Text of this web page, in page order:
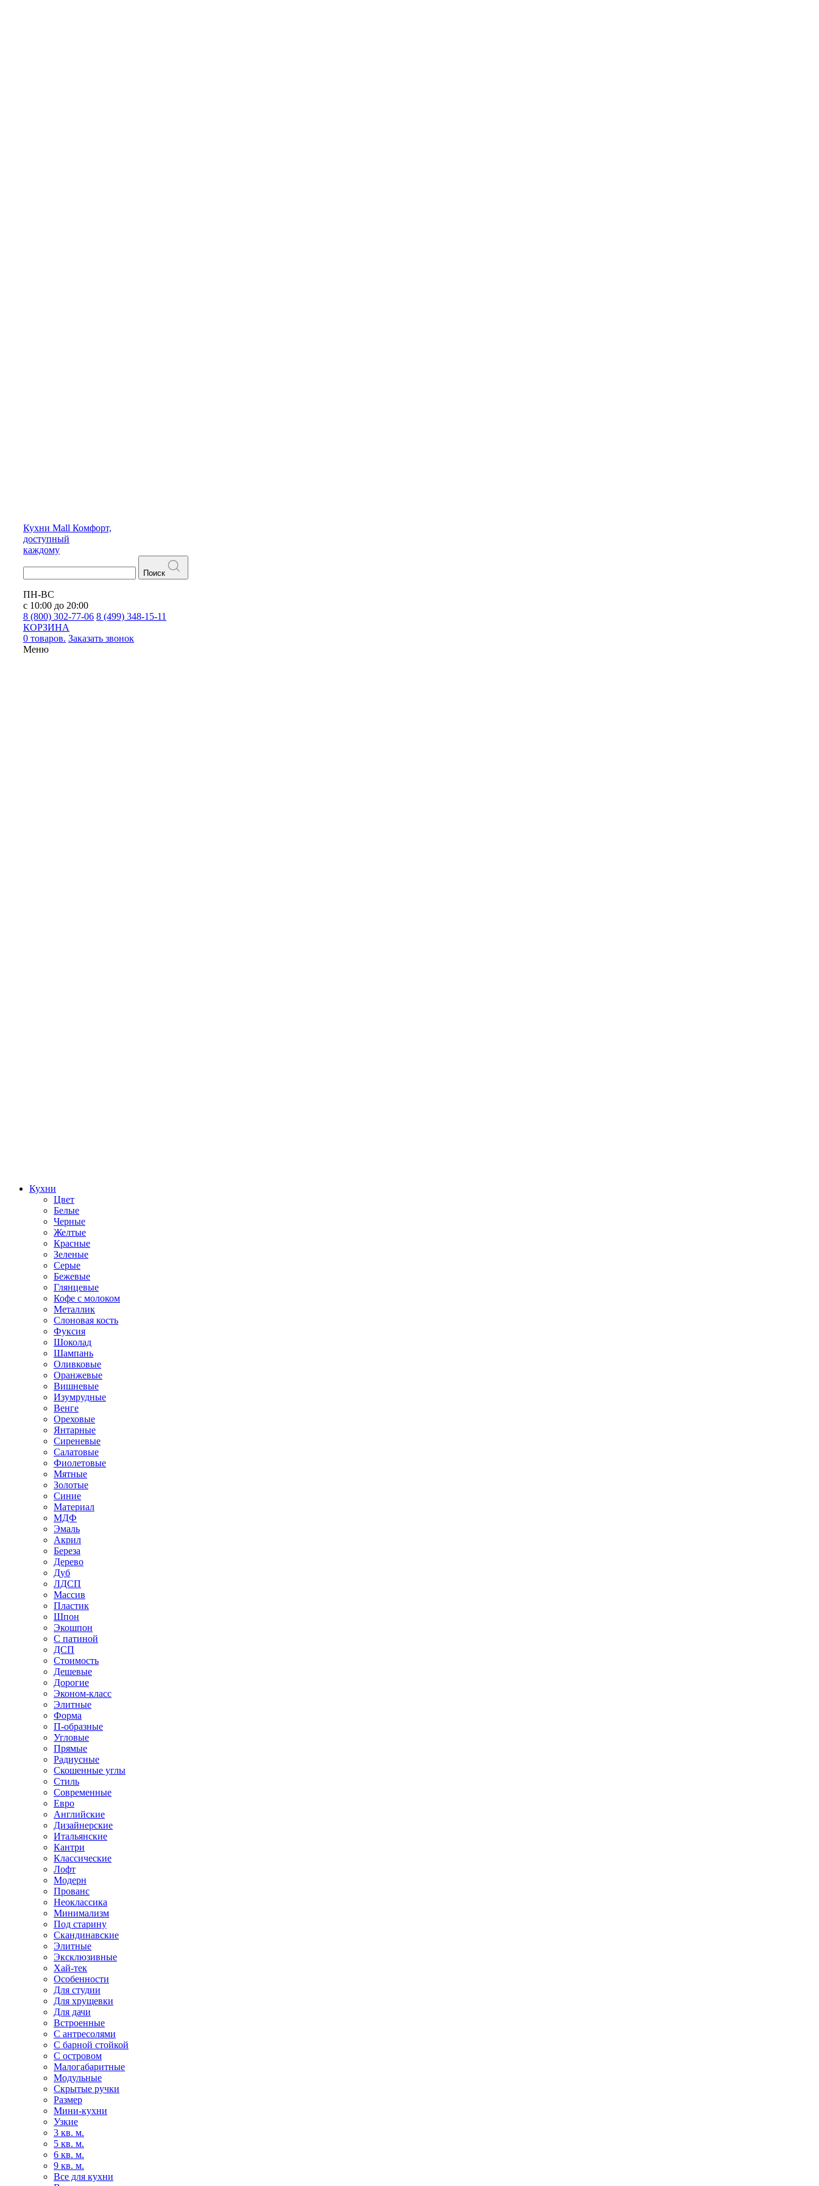
Кухни Mall Комфорт,
доступный
каждому
Поиск
ПН-ВС
с 10:00 до 20:00
8 (800) 302-77-06 8 (499) 348-15-11
КОРЗИНА
0 товаров. Заказать звонок
Меню
Кухни
Цвет
Белые
Черные
Желтые
Красные
Зеленые
Серые
Бежевые
Глянцевые
Кофе с молоком
Металлик
Слоновая кость
Фуксия
Шоколад
Шампань
Оливковые
Оранжевые
Вишневые
Изумрудные
Венге
Ореховые
Янтарные
Сиреневые
Салатовые
Фиолетовые
Мятные
Золотые
Синие
Материал
МДФ
Эмаль
Акрил
Береза
Дерево
Дуб
ЛДСП
Массив
Пластик
Шпон
Экошпон
С патиной
ДСП
Стоимость
Дешевые
Дорогие
Эконом-класс
Элитные
Форма
П-образные
Угловые
Прямые
Радиусные
Скошенные углы
Стиль
Современные
Евро
Английские
Дизайнерские
Итальянские
Кантри
Классические
Лофт
Модерн
Прованс
Неоклассика
Минимализм
Под старину
Скандинавские
Элитные
Эксклюзивные
Хай-тек
Особенности
Для студии
Для хрущевки
Для дачи
Встроенные
С антресолями
С барной стойкой
С островом
Малогабаритные
Модульные
Скрытые ручки
Размер
Мини-кухни
Узкие
3 кв. м.
5 кв. м.
6 кв. м.
9 кв. м.
Все для кухни